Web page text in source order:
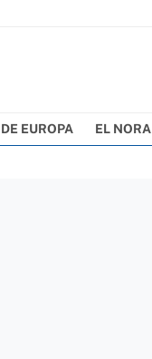
EUROPA EL NORA